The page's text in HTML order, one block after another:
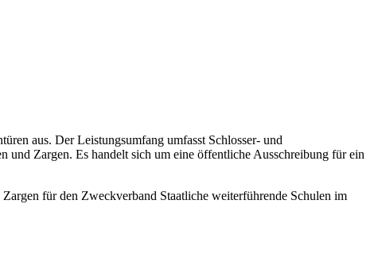
aus. Der Leistungsumfang umfasst Schlosser- und
Zargen. Es handelt sich um eine öffentliche Ausschreibung für ein
für den Zweckverband Staatliche weiterführende Schulen im